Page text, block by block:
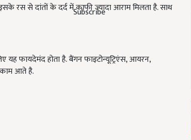
Subscribe
रस से दांतों के दर्द में काफी ज्यादा आराम मिलता है. साथ
फायदेमंद होता है. बैंगन फाइटोन्यूट्रिएंस, आयरन,
काम आते है.